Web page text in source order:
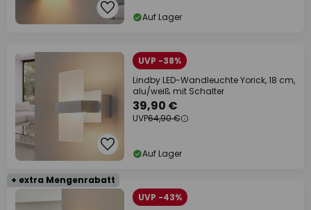
Auf Lager
UVP -38%
Lindby LED-Wandleuchte Yorick, 18 cm,
alu/weiß mit Schalter
39,90 €
UVP64,90 €
Auf Lager
+ extra Mengenrabatt
UVP -43%